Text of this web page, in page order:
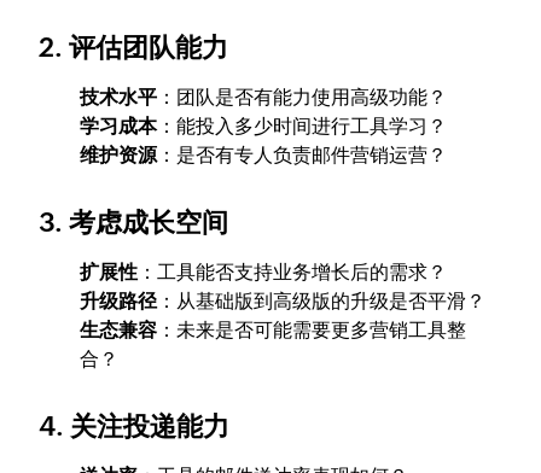
2. 评估团队能力
技术水平 ：团队是否有能力使用高级功能？
学习成本：能投入多少时间进行工具学习？
维护资源 ：是否有专人负责邮件营销运营？
3. 考虑成长空间
扩展性 ：工具能否支持业务增长后的需求？
升级路径 ：从基础版到高级版的升级是否平滑？
生态兼容 ：未来是否可能需要更多营销工具整
合？
4. 关注投递能力